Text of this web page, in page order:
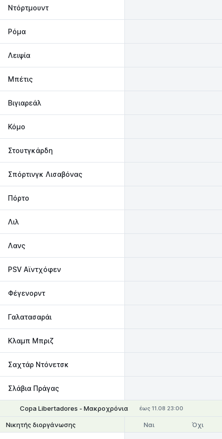
Ντόρτμουντ
Ρόμα
Λειψία
Μπέτις
Βιγιαρεάλ
Κόμο
Στουτγκάρδη
Σπόρτινγκ Λισαβόνας
Πόρτο
Λιλ
Λανς
PSV Αϊντχόφεν
Φέγενορντ
Γαλατασαράι
Κλαμπ Μπριζ
Σαχτάρ Ντόνετσκ
Σλάβια Πράγας
Copa Libertadores - Μακροχρόνια έως 11.08 23:00
Νικητής διοργάνωσης Ναι Όχι